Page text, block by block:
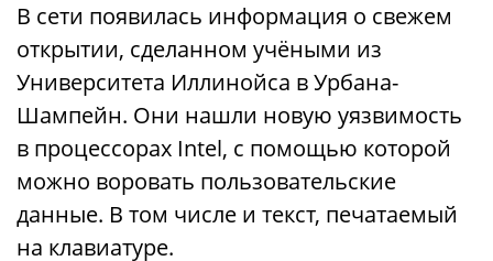
В сети появилась информация о свежем
открытии, сделанном учёными из
Университета Иллинойса в Урбана-
Шампейн. Они нашли новую уязвимость
в процессорах Intel, с помощью которой
можно воровать пользовательские
данные. В том числе и текст, печатаемый
на клавиатуре.